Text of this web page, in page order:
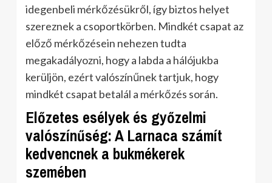
idegenbeli mérkőzésükről, így biztos helyet
szereznek a csoportkörben. Mindkét csapat az
előző mérkőzésein nehezen tudta
megakadályozni, hogy a labda a hálójukba
kerüljön, ezért valószínűnek tartjuk, hogy
mindkét csapat betalál a mérkőzés során.
Előzetes esélyek és győzelmi
valószínűség: A Larnaca számít
kedvencnek a bukmékerek
szemében